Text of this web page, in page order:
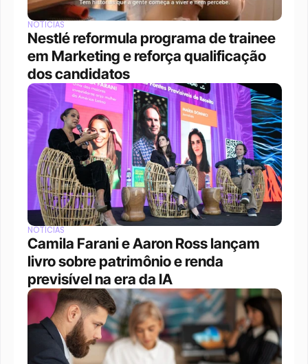
NOTÍCIAS
Nestlé reformula programa de trainee
em Marketing e reforça qualificação
dos candidatos
NOTÍCIAS
Camila Farani e Aaron Ross lançam
livro sobre patrimônio e renda
previsível na era da IA